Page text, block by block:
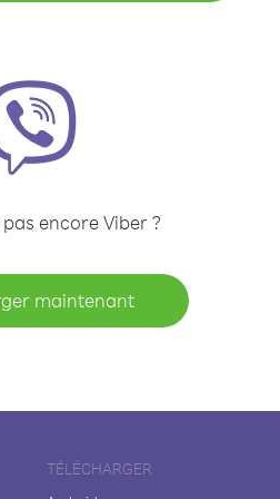
pas encore Viber ?
maintenant
TÉLÉCHARGER